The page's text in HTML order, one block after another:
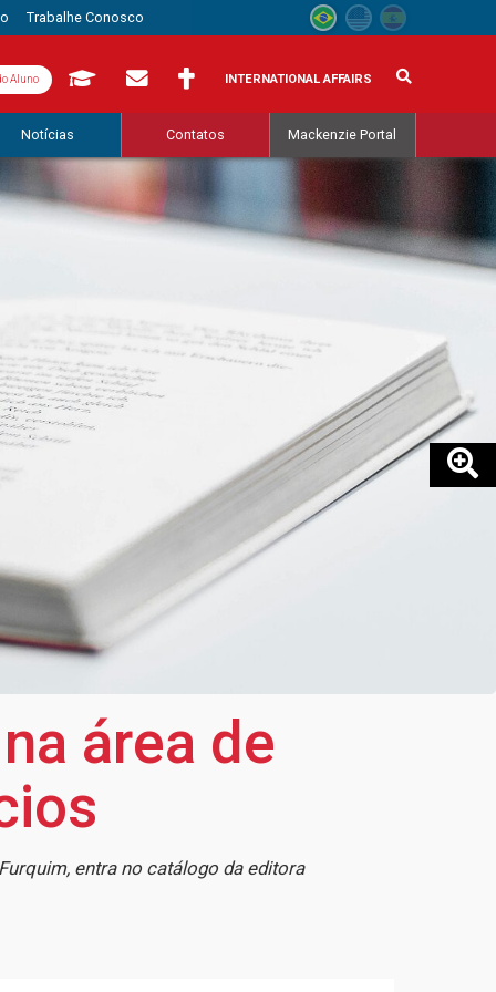
Trabalhe Conosco
Aluno INTERNATIONAL AFFAIRS
Notícias Contatos Mackenzie Portal
área de
entra no catálogo da editora